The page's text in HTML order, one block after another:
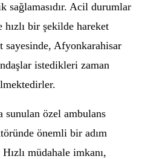
Acil durumlar
bir şekilde hareket
Afyonkarahisar
istedikleri zaman
sunulan özel ambulans
önemli bir adım
müdahale imkanı,